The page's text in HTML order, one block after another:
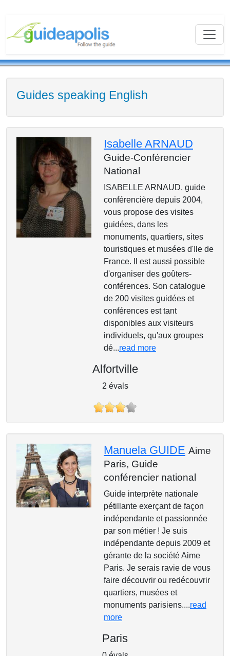
Guides speaking English
Isabelle ARNAUD
Guide-Conférencier
National
ISABELLE ARNAUD, guide
conférencière depuis 2004,
vous propose des visites
guidées, dans les
monuments, quartiers, sites
touristiques et musées d'Ile de
France. Il est aussi possible
d'organiser des goûters-
conférences. Son catalogue
de 200 visites guidées et
conférences est tant
disponibles aux visiteurs
individuels, qu'aux groupes
dé...read more
Alfortville
2 évals
Manuela GUIDE Aime
Paris, Guide
conférencier national
Guide interprète nationale
pétillante exerçant de façon
indépendante et passionnée
par son métier ! Je suis
indépendante depuis 2009 et
gérante de la société Aime
Paris. Je serais ravie de vous
faire découvrir ou redécouvrir
quartiers, musées et
monuments parisiens....read
more
Paris